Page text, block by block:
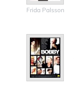
Frida Palsson